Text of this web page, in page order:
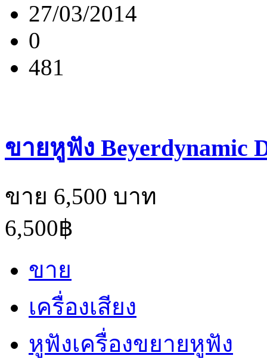
27/03/2014
0
481
ขายหูฟัง Beyerdynamic
ขาย 6,500 บาท
6,500฿
ขาย
เครื่องเสียง
หูฟังเครื่องขยายหูฟัง